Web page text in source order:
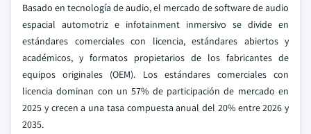
Basado en tecnología de audio, el mercado de software de audio
espacial automotriz e infotainment inmersivo se divide en
estándares comerciales con licencia, estándares abiertos y
académicos, y formatos propietarios de los fabricantes de
equipos originales (OEM). Los estándares comerciales con
licencia dominan con un 57% de participación de mercado en
2025 y crecen a una tasa compuesta anual del 20% entre 2026 y
2035.